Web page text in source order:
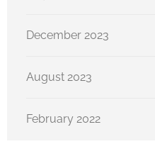
December 2023
August 2023
February 2022